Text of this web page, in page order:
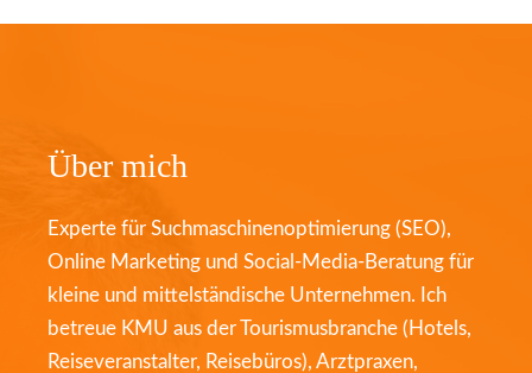
Über mich
Experte für Suchmaschinenoptimierung (SEO),
Online Marketing und Social-Media-Beratung für
kleine und mittelständische Unternehmen. Ich
betreue KMU aus der Tourismusbranche (Hotels,
Reiseveranstalter, Reisebüros), Arztpraxen,